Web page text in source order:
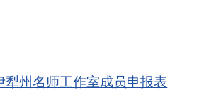
犁州名师工作室成员申报表